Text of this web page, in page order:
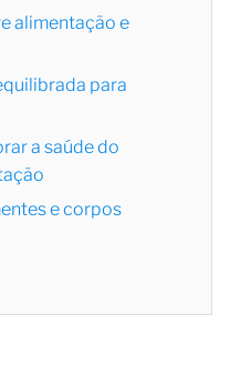
alimentação e
para
a saúde do
e corpos